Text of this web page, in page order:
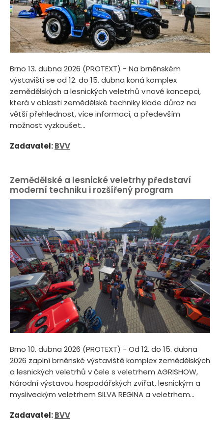
Brno 13. dubna 2026 (PROTEXT) - Na brněnském
výstavišti se od 12. do 15. dubna koná komplex
zemědělských a lesnických veletrhů v nové koncepci,
která v oblasti zemědělské techniky klade důraz na
větší přehlednost, více informací, a především
možnost vyzkoušet...
Zadavatel:BVV
Zemědělské a lesnické veletrhy představí
moderní techniku i rozšířený program
Brno 10. dubna 2026 (PROTEXT) - Od 12. do 15. dubna
2026 zaplní brněnské výstaviště komplex zemědělských
a lesnických veletrhů v čele s veletrhem AGRISHOW,
Národní výstavou hospodářských zvířat, lesnickým a
mysliveckým veletrhem SILVA REGINA a veletrhem...
Zadavatel:BVV